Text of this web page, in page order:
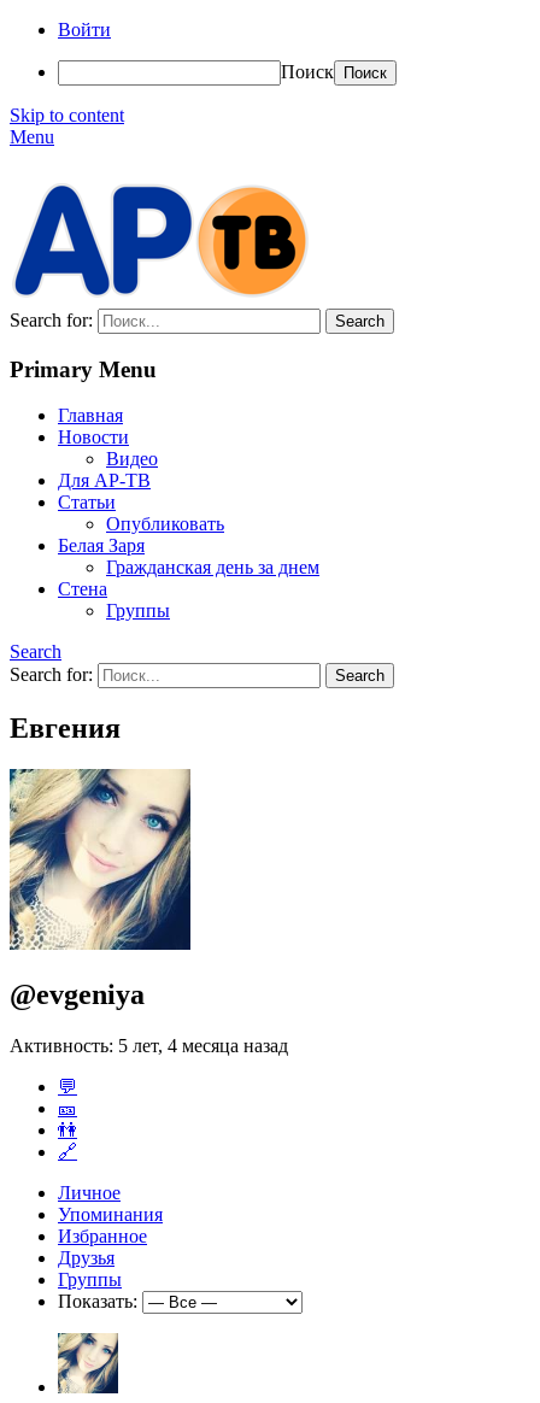
Войти
Поиск
Skip to content
Menu
Search for:
Primary Menu
Главная
Новости
Видео
Для АР-ТВ
Статьи
Опубликовать
Белая Заря
Гражданская день за днем
Стена
Группы
Search
Search for:
Евгения
@evgeniya
Активность: 5 лет, 4 месяца назад
💬
🎫
👫
🔗
Личное
Упоминания
Избранное
Друзья
Группы
Показать: